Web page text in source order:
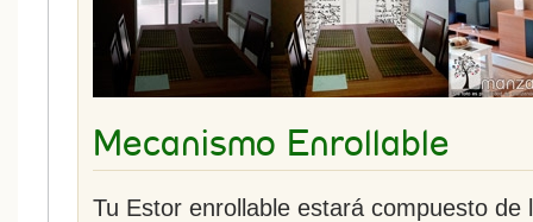
Mecanismo Enrollable
Tu Estor enrollable estará compuesto